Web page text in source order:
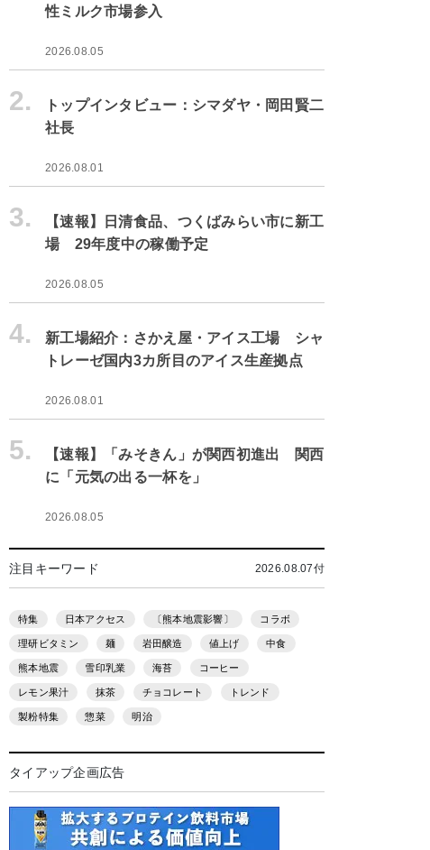
性ミルク市場参入
2026.08.05
2.
トップインタビュー：シマダヤ・岡田賢二
社長
2026.08.01
3.
【速報】日清食品、つくばみらい市に新工
場 29年度中の稼働予定
2026.08.05
4.
新工場紹介：さかえ屋・アイス工場 シャ
トレーゼ国内3カ所目のアイス生産拠点
2026.08.01
5.
【速報】「みそきん」が関西初進出 関西
に「元気の出る一杯を」
2026.08.05
注目キーワード 2026.08.07付
特集 日本アクセス 〔熊本地震影響〕 コラボ
理研ビタミン 麺 岩田醸造 値上げ 中食
熊本地震 雪印乳業 海苔 コーヒー
レモン果汁 抹茶 チョコレート トレンド
製粉特集 惣菜 明治
タイアップ企画広告